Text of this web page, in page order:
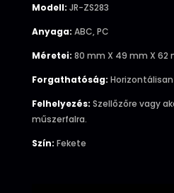
Modell: JR-ZS283
Anyaga: ABC, PC
Méretei: 80 mm X 49 mm X 62
Forgathatóság: Horizontálisan
Felhelyezés: Szellőzőre vagy
műszerfalra.
Szín: Fekete